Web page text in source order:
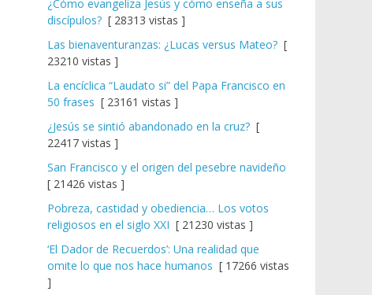
¿Cómo evangeliza Jesús y cómo enseña a sus
discípulos? [ 28313 vistas ]
Las bienaventuranzas: ¿Lucas versus Mateo? [
23210 vistas ]
La encíclica “Laudato si” del Papa Francisco en
50 frases [ 23161 vistas ]
¿Jesús se sintió abandonado en la cruz? [
22417 vistas ]
San Francisco y el origen del pesebre navideño
[ 21426 vistas ]
Pobreza, castidad y obediencia… Los votos
religiosos en el siglo XXI [ 21230 vistas ]
‘El Dador de Recuerdos’: Una realidad que
omite lo que nos hace humanos [ 17266 vistas
]